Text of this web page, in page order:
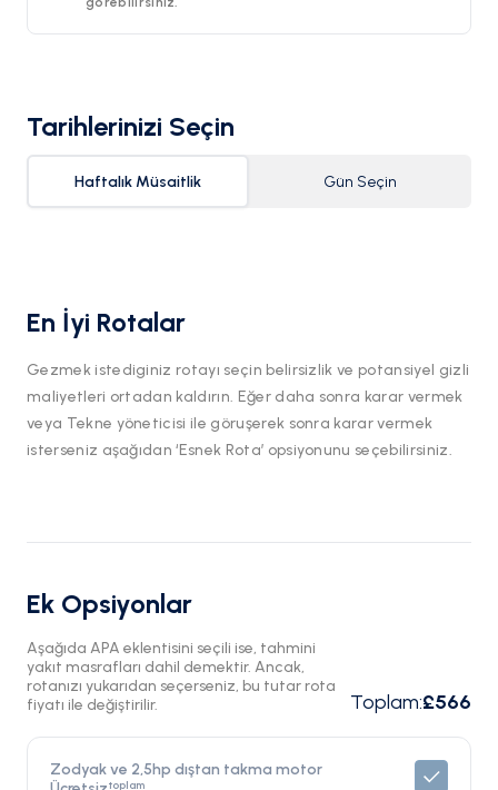
Tarihlerinizi Seçin
Haftalık Müsaitlik Gün Seçin
En İyi Rotalar
Gezmek istediginiz rotayı seçin belirsizlik ve potansiyel gizli
maliyetleri ortadan kaldırın. Eğer daha sonra karar vermek
veya Tekne yöneticisi ile göruşerek sonra karar vermek
isterseniz aşağıdan ‘Esnek Rota’ opsiyonunu seçebilirsiniz.
Ek Opsiyonlar
Aşağıda APA eklentisini seçili ise, tahmini
yakıt masrafları dahil demektir. Ancak,
rotanızı yukarıdan seçerseniz, bu tutar rota
fiyatı ile değiştirilir.
Toplam:£566
Zodyak ve 2,5hp dıştan takma motor
toplam